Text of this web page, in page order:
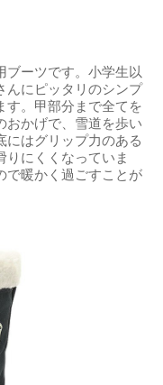
ブーツです。小学生以
んにピッタリのシンプ
す。甲部分まで全てを
おかげで、雪道を歩い
にはグリップ力のある
りにくくなっていま
で暖かく過ごすことが